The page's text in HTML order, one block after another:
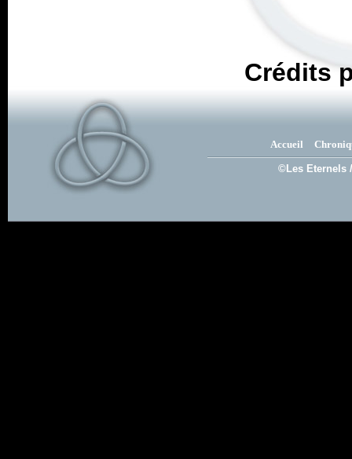
Crédits
Accueil
©Les Eternels